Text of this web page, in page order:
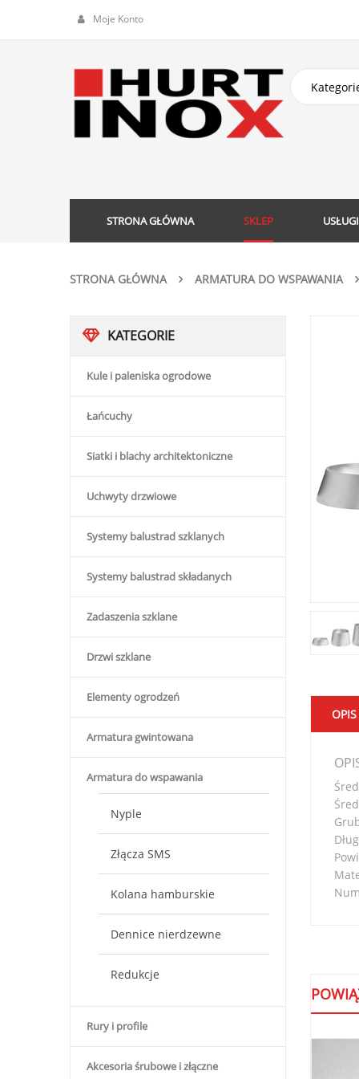
Moje Konto
STRONA GŁÓWNA SKLEP USŁUGI
STRONA GŁÓWNA ARMATURA DO WSPAWANIA
KATEGORIE
Kule i paleniska ogrodowe
Łańcuchy
Siatki i blachy architektoniczne
Uchwyty drzwiowe
Systemy balustrad szklanych
Systemy balustrad składanych
Zadaszenia szklane
Drzwi szklane
Elementy ogrodzeń
Armatura gwintowana
Armatura do wspawania
Nyple
Złącza SMS
Kolana hamburskie
Dennice nierdzewne
Redukcje
Rury i profile
Akcesoria śrubowe i złączne
OPIS